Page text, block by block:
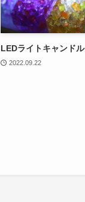
LEDライトキャンドル
2022.09.22